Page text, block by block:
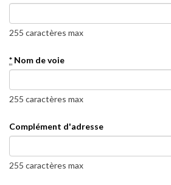
255 caractères max
* Nom de voie
255 caractères max
Complément d'adresse
255 caractères max